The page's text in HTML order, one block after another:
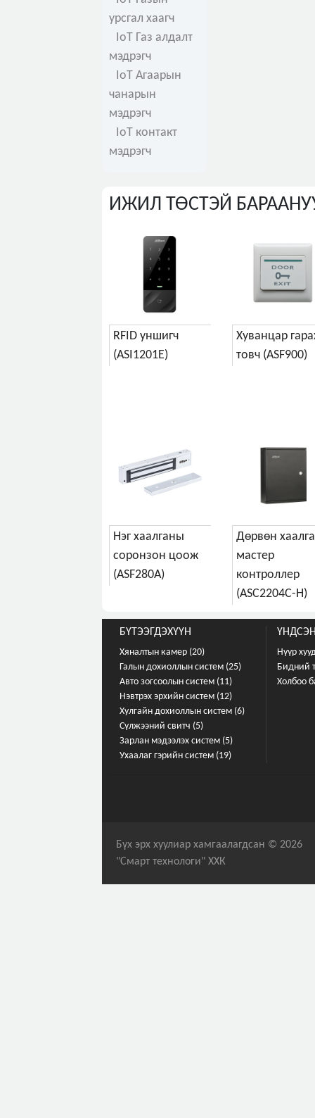
урсгал хаагч
IoT Газ алдалт
мэдрэгч
IoT Агаарын
чанарын
мэдрэгч
IoT контакт
мэдрэгч
ИЖИЛ ТӨСТЭЙ
RFID уншигч
(ASI1201E)
Хуванцар
товч (ASF900)
Нэг хаалганы
соронзон цоож
(ASF280A)
Дөрвөн
мастер
контроллер
(ASC2204C-H)
БҮТЭЭГДЭХҮҮН
Хяналтын камер (20)
Галын дохиоллын систем (25)
Авто зогсоолын систем (11)
Нэвтрэх эрхийн систем (12)
Хулгайн дохиоллын систем (6)
Сүлжээний свитч (5)
Зарлан мэдээлэх систем (5)
Ухаалаг гэрийн систем (19)
Нүүр
Бидний
Холбоо
Бүх эрх хуулиар хамгаалагдсан © 2026
"Смарт технологи" ХХК